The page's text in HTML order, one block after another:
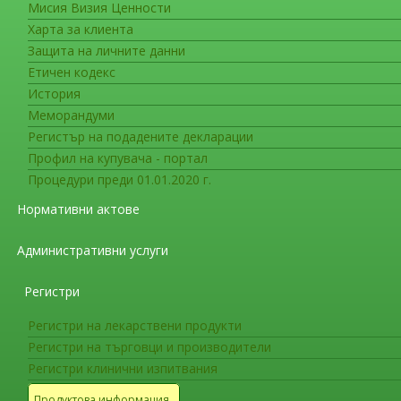
Мисия Визия Ценности
Харта за клиента
Защита на личните данни
Етичен кодекс
История
Меморандуми
Регистър на подадените декларации
Профил на купувача - портал
Процедури преди 01.01.2020 г.
Нормативни актове
Административни услуги
Регистри
Регистри на лекарствени продукти
Регистри на търговци и производители
Регистри клинични изпитвания
от сериозни нежелани ефекти
Комитетът по лекарствена безопасност
препоръки за лекарствата, съдържащи
обратима енцефалопатия (PRES) и Обратима
PRES и RCVS могат да доведат до намален
животозастрашаващи усложнения. При
PRAC препоръча на медицинските
лекарства и да потърсят лекарска помощ, ако
тежко главоболие, слабост, повръщане,